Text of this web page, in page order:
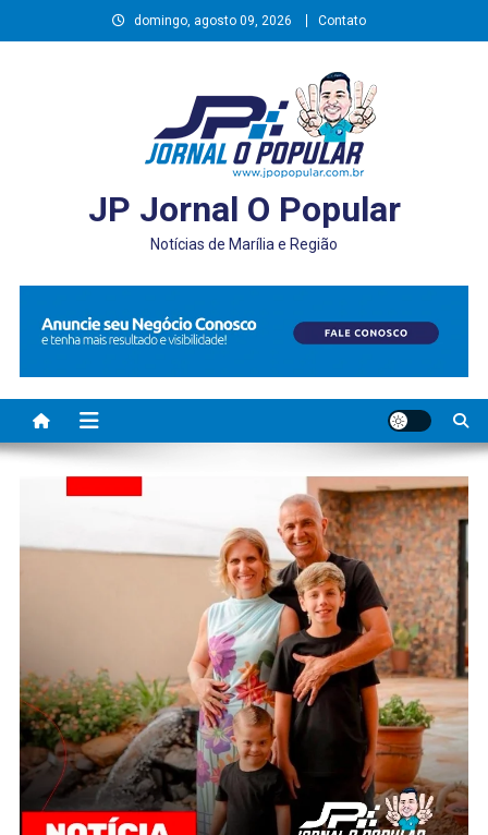
to
domingo, agosto 09, 2026 Contato
JP Jornal O Popular
Notícias de Marília e Região